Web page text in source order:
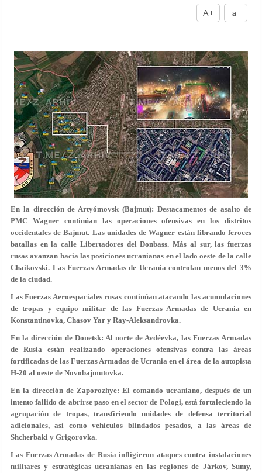
A+ a-
En la dirección de Artyómovsk (Bajmut): Destacamentos de asalto de
PMC Wagner continúan las operaciones ofensivas en los distritos
occidentales de Bajmut. Las unidades de Wagner están librando feroces
batallas en la calle Libertadores del Donbass. Más al sur, las fuerzas
rusas avanzan hacia las posiciones ucranianas en el lado oeste de la calle
Chaikovski. Las Fuerzas Armadas de Ucrania controlan menos del 3%
de la ciudad.
Las Fuerzas Aeroespaciales rusas continúan atacando las acumulaciones
de tropas y equipo militar de las Fuerzas Armadas de Ucrania en
Konstantinovka, Chasov Yar y Ray-Aleksandrovka.
En la dirección de Donetsk: Al norte de Avdéevka, las Fuerzas Armadas
de Rusia están realizando operaciones ofensivas contra las áreas
fortificadas de las Fuerzas Armadas de Ucrania en el área de la autopista
H-20 al oeste de Novobajmutovka.
En la dirección de Zaporozhye: El comando ucraniano, después de un
intento fallido de abrirse paso en el sector de Pologi, está fortaleciendo la
agrupación de tropas, transfiriendo unidades de defensa territorial
adicionales, así como vehículos blindados pesados, a las áreas de
Shcherbaki y Grigorovka.
Las Fuerzas Armadas de Rusia infligieron ataques contra instalaciones
militares y estratégicas ucranianas en las regiones de Járkov, Sumy,